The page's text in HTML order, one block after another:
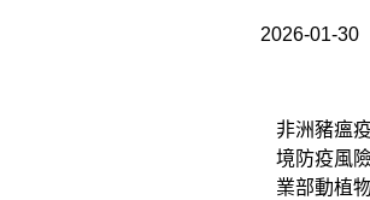
2026-01-30
非洲豬瘟
境防疫風
業部動植